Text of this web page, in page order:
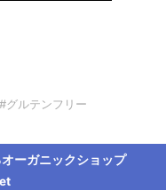
#グルテンフリー
ーガニックショップ